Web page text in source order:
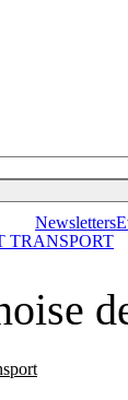
Newsletters
TRANSPORT